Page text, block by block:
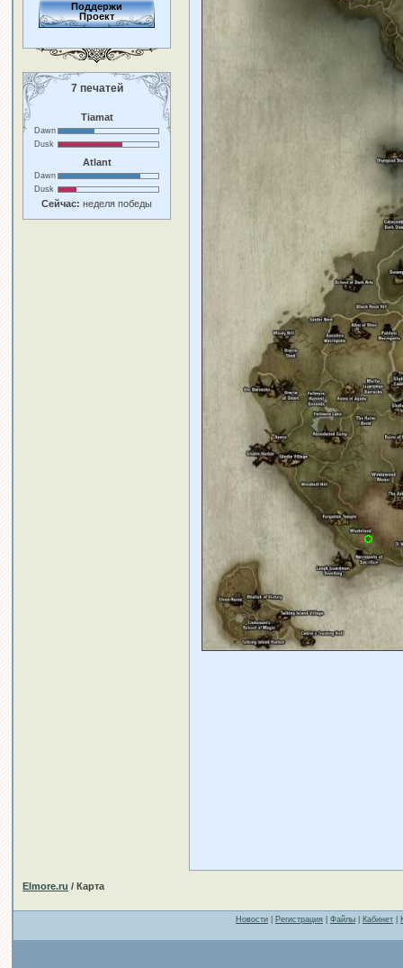
Поддержи
Проект
7 печатей
Tiamat
Dawn
Dusk
Atlant
Dawn
Dusk
Сейчас: неделя победы
Elmore.ru / Карта
Новости Регистрация Файлы Кабинет